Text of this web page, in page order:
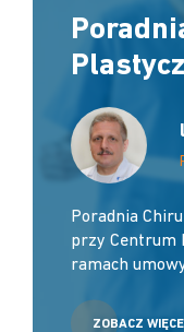
Poradnia
przy Centrum
ramach
ZOBACZ